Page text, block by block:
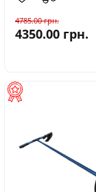
4785.00грн.
4350.00 грн.